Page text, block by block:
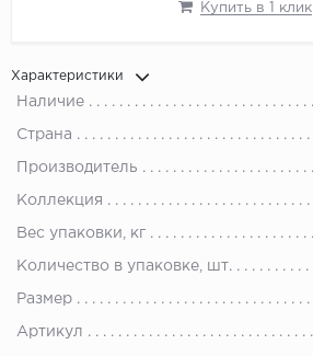
Купить в 1 клик
Характеристики
Наличие
Страна
Производитель
Коллекция
Вес упаковки, кг
Количество в упаковке, шт.
Размер
Артикул